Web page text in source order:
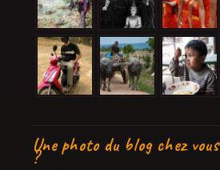
Une photo du blog chez vous
?